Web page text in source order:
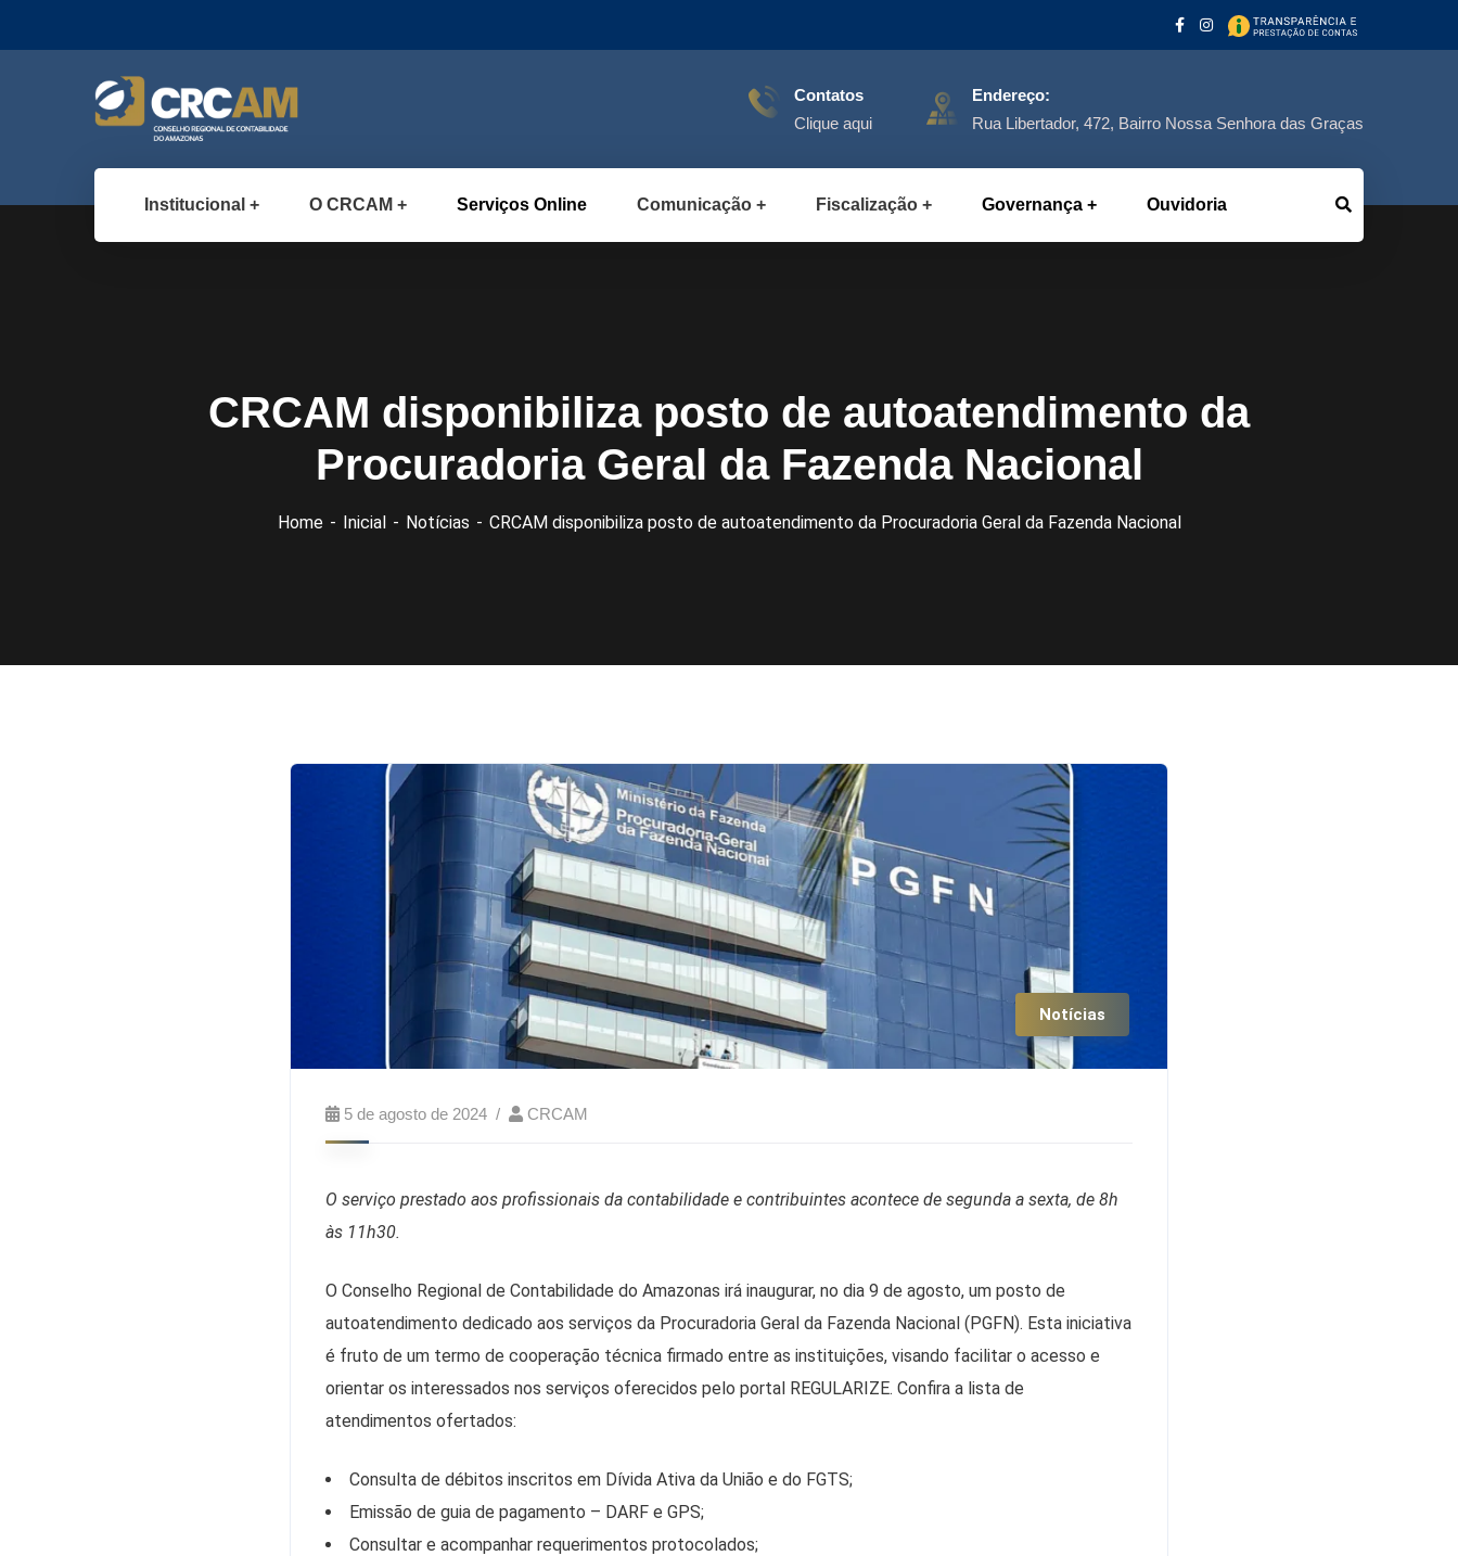
Contatos
Clique aqui
Endereço:
Rua Libertador, 472, Bairro Nossa Senhora das Graças
Institucional O CRCAM Serviços Online Comunicação Fiscalização Governança Ouvidoria
CRCAM disponibiliza posto de autoatendimento da
Procuradoria Geral da Fazenda Nacional
Home Inicial Notícias CRCAM disponibiliza posto de autoatendimento da Procuradoria Geral da Fazenda Nacional
Notícias
5 de agosto de 2024 CRCAM
O serviço prestado aos profissionais da contabilidade e contribuintes acontece de segunda a sexta, de 8h
às 11h30.
O Conselho Regional de Contabilidade do Amazonas irá inaugurar, no dia 9 de agosto, um posto de
autoatendimento dedicado aos serviços da Procuradoria Geral da Fazenda Nacional (PGFN). Esta iniciativa
é fruto de um termo de cooperação técnica firmado entre as instituições, visando facilitar o acesso e
orientar os interessados nos serviços oferecidos pelo portal REGULARIZE. Confira a lista de
atendimentos ofertados:
Consulta de débitos inscritos em Dívida Ativa da União e do FGTS;
Emissão de guia de pagamento – DARF e GPS;
Consultar e acompanhar requerimentos protocolados;